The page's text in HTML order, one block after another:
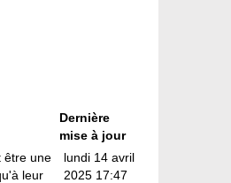
Dernière
mise à jour
être une
leur
lundi 14 avril
2025 17:47